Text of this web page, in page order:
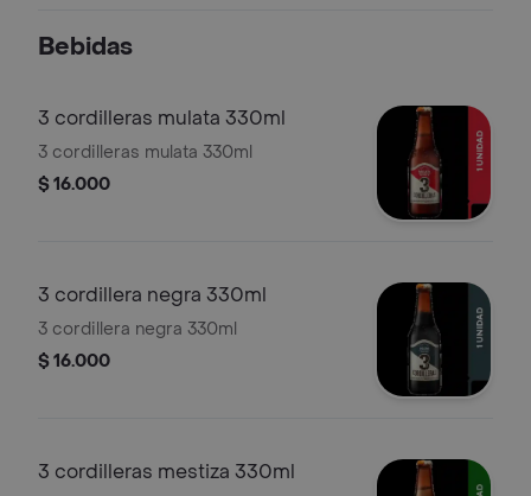
Bebidas
3 cordilleras mulata 330ml
3 cordilleras mulata 330ml
$ 16.000
3 cordillera negra 330ml
3 cordillera negra 330ml
$ 16.000
3 cordilleras mestiza 330ml